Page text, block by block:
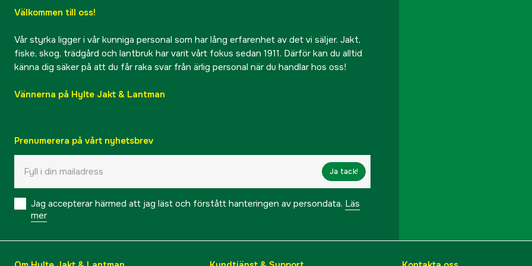
Välkommen till oss!
Vår styrka ligger i vår kunniga personal som har lång erfarenhet av det vi säljer. Jakt,
fiske, skog, trädgård och lantbruk har varit vårt fokus sedan 1911. Därför kan du alltid
känna dig säker på att du får raka svar från ärlig personal när du handlar hos oss!
Vännerna på Hylte Jakt & Lantman
Prenumerera på vårt nyhetsbrev
Ja tack!
Jag accepterar härmed att jag läst och förstått hanteringen av persondata. Läs
mer